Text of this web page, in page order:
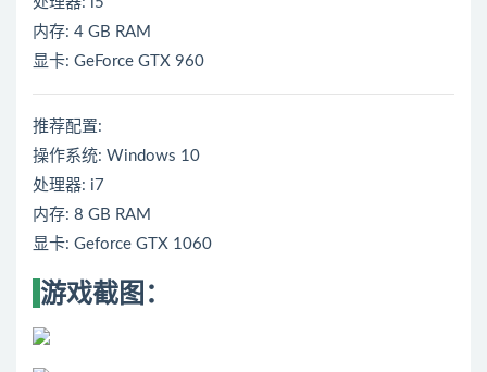
内存: 4 GB RAM
显卡: GeForce GTX 960
推荐配置:
操作系统: Windows 10
处理器: i7
内存: 8 GB RAM
显卡: Geforce GTX 1060
游戏截图：